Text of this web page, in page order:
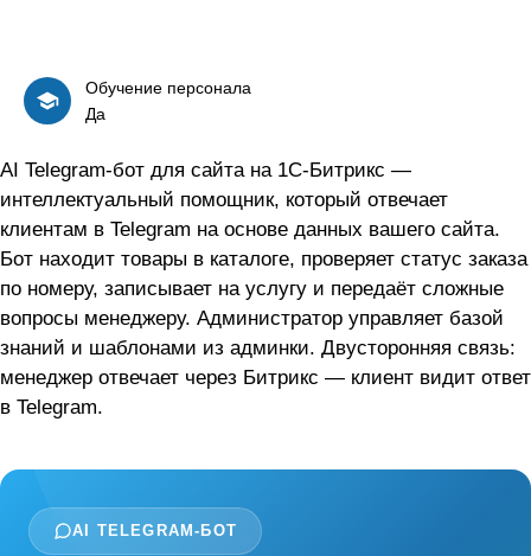
Обучение персонала
Да
AI Telegram-бот для сайта на 1С-Битрикс —
интеллектуальный помощник, который отвечает
клиентам в Telegram на основе данных вашего сайта.
Бот находит товары в каталоге, проверяет статус заказа
по номеру, записывает на услугу и передаёт сложные
вопросы менеджеру. Администратор управляет базой
знаний и шаблонами из админки. Двусторонняя связь:
менеджер отвечает через Битрикс — клиент видит ответ
в Telegram.
AI TELEGRAM-БОТ